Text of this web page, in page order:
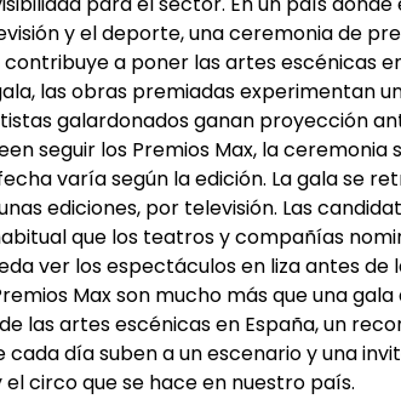
y el deporte, una ceremonia de
a poner las artes escénicas
las obras premiadas experimentan
galardonados ganan proyección
seguir los Premios Max, la
varía según la edición. La gala se
ediciones, por televisión. Las
que los teatros y compañías
ver los espectáculos en liza antes de
Max son mucho más que una
las artes escénicas en España, un
cada día suben a un escenario y una
circo que se hace en nuestro país.